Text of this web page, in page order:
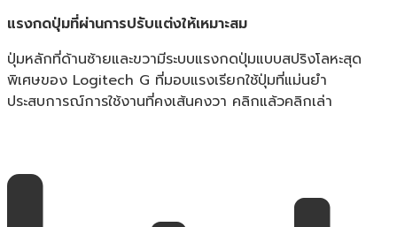
แรงกดปุ่มที่ผ่านการปรับแต่งให้เหมาะสม
ปุ่มหลักที่ด้านซ้ายและขวามีระบบแรงกดปุ่มแบบสปริงโลหะสุด
พิเศษของ Logitech G ที่มอบแรงเรียกใช้ปุ่มที่แม่นยำ
ประสบการณ์การใช้งานที่คงเส้นคงวา คลิกแล้วคลิกเล่า